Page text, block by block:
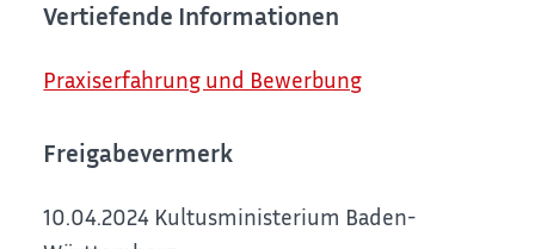
Vertiefende Informationen
Praxiserfahrung und Bewerbung
Freigabevermerk
10.04.2024 Kultusministerium Baden-